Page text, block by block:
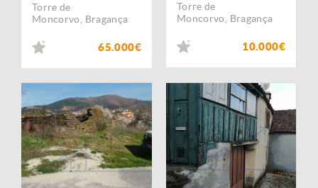
Torre de
Moncorvo
Bragança
65.000€
Torre de
Moncorvo
Bragança
10.000€